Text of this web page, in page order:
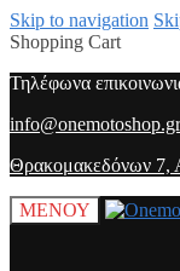
Skip to navigation
Shopping Cart
Τηλέφωνα
info@onemotoshop.gr
Θρακομακεδόνων 7,
ΜΕΝΟΥ